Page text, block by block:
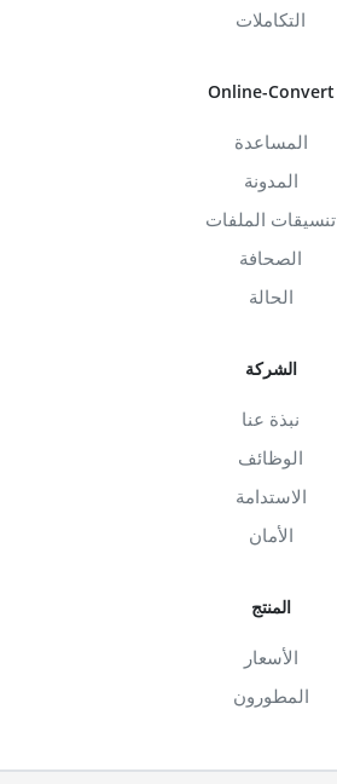
التكاملات
Online-Convert
المساعدة
المدونة
تنسيقات الملفات
الصحافة
الحالة
الشركة
نبذة عنا
الوظائف
الاستدامة
الأمان
المنتج
الأسعار
المطورون